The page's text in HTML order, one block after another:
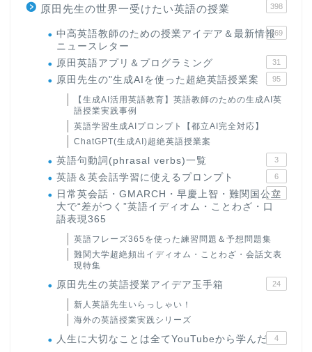
原田先生の世界一受けたい英語の授業 398
中高英語教師のための授業アイデア＆最新情報
ニュースレター
169
原田英語アプリ＆プログラミング 31
原田先生の"生成AIを使った超絶英語授業案 95
【生成AI活用英語教育】英語教師のための生成AI英
語授業実践事例
英語学習生成AIプロンプト【都立AI完全対応】
ChatGPT(生成AI)超絶英語授業案
英語句動詞(phrasal verbs)一覧 3
英語＆英会話学習に使えるプロンプト 6
日常英会話・GMARCH・早慶上智・難関国公立
大で“差がつく”英語イディオム・ことわざ・口
語表現365
22
英語フレーズ365を使った練習問題＆予想問題集
難関大学超絶頻出イディオム・ことわざ・会話文表
現特集
原田先生の英語授業アイデア玉手箱 24
新人英語先生いらっしゃい！
海外の英語授業実践シリーズ
人生に大切なことは全てYouTubeから学んだ 4